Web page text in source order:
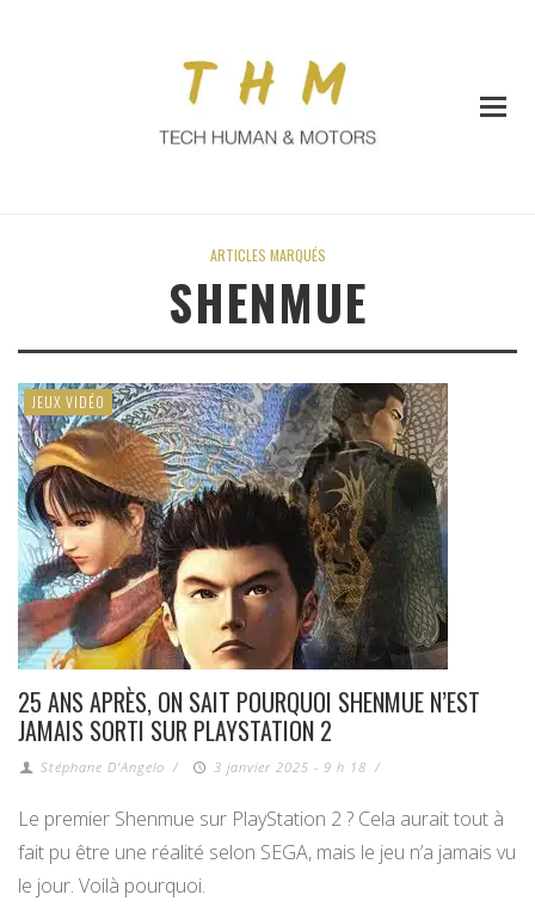
ARTICLES MARQUÉS
SHENMUE
JEUX VIDÉO
25 ANS APRÈS, ON SAIT POURQUOI SHENMUE N’EST
JAMAIS SORTI SUR PLAYSTATION 2
Stéphane D'Angelo / 3 janvier 2025 - 9 h 18 /
Le premier Shenmue sur PlayStation 2 ? Cela aurait tout à
fait pu être une réalité selon SEGA, mais le jeu n’a jamais vu
le jour. Voilà pourquoi.